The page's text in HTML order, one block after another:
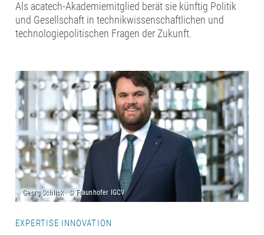
Als acatech-Akademiemitglied berät sie künftig Politik
und Gesellschaft in technikwissenschaftlichen und
technologiepolitischen Fragen der Zukunft.
EXPERTISE INNOVATION